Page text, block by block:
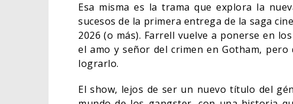
Esa misma es la trama que explora la
sucesos de la primera entrega de la saga
2026 (o más). Farrell vuelve a ponerse en
el amo y señor del crimen en Gotham,
lograrlo.
El show, lejos de ser un nuevo título del
CINE 06/08/2026